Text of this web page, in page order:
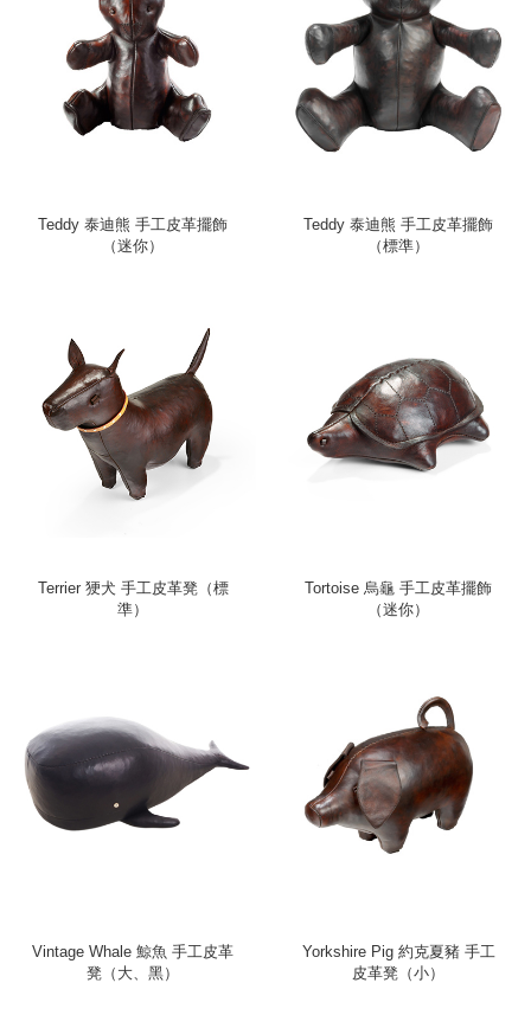
Teddy 泰迪熊 手工皮革擺飾
（迷你）
Teddy 泰迪熊 手工皮革擺飾
（標準）
Terrier 㹴犬 手工皮革凳（標
準）
Tortoise 烏龜 手工皮革擺飾
（迷你）
Vintage Whale 鯨魚 手工皮革
凳（大、黑）
Yorkshire Pig 約克夏豬 手工
皮革凳（小）